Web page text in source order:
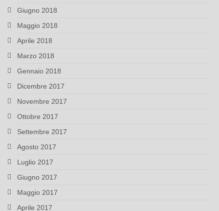
Giugno 2018
Maggio 2018
Aprile 2018
Marzo 2018
Gennaio 2018
Dicembre 2017
Novembre 2017
Ottobre 2017
Settembre 2017
Agosto 2017
Luglio 2017
Giugno 2017
Maggio 2017
Aprile 2017